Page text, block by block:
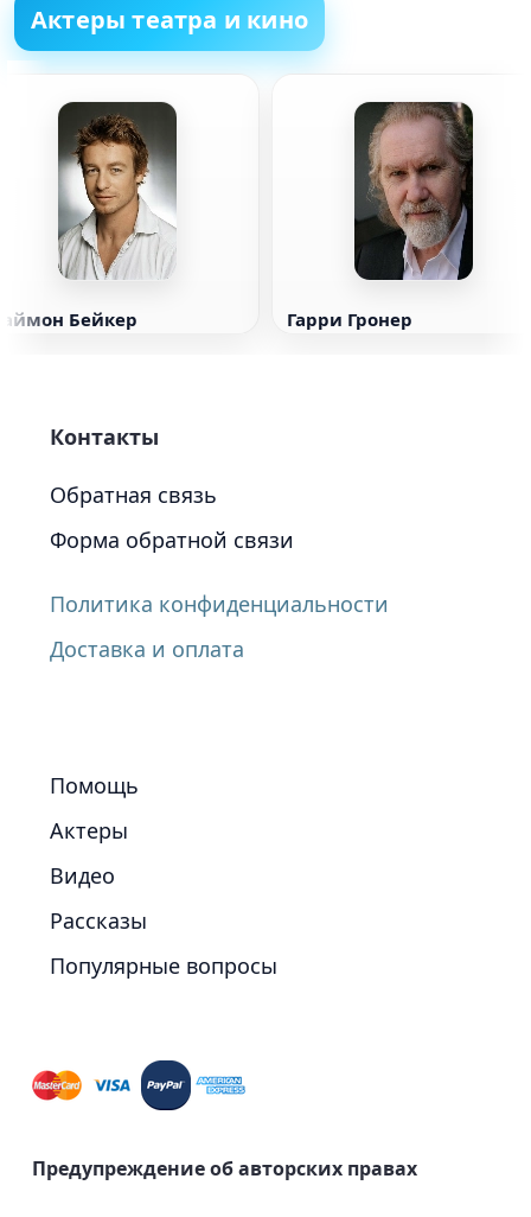
Актеры театра и кино
Бейкер Гарри Гронер
Контакты
Обратная связь
Форма обратной связи
Политика конфиденциальности
Доставка и оплата
Помощь
Актеры
Видео
Рассказы
Популярные вопросы
Предупреждение об авторских правах